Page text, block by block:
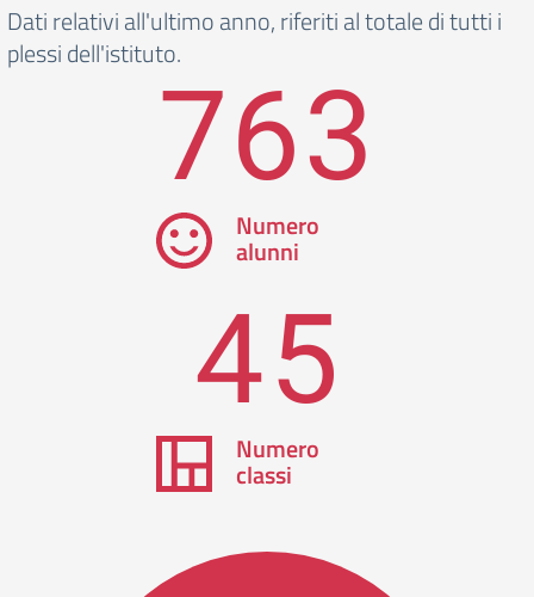
Dati relativi all'ultimo anno, riferiti al totale di tutti i
plessi dell'istituto.763
Numero
alunni
45
Numero
classi